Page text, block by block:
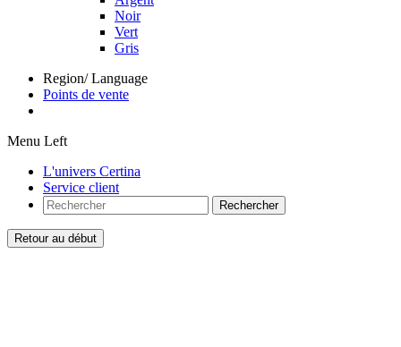
Noir
Vert
Gris
Region/ Language
Points de vente
Menu Left
L'univers Certina
Service client
Rechercher
Retour au début